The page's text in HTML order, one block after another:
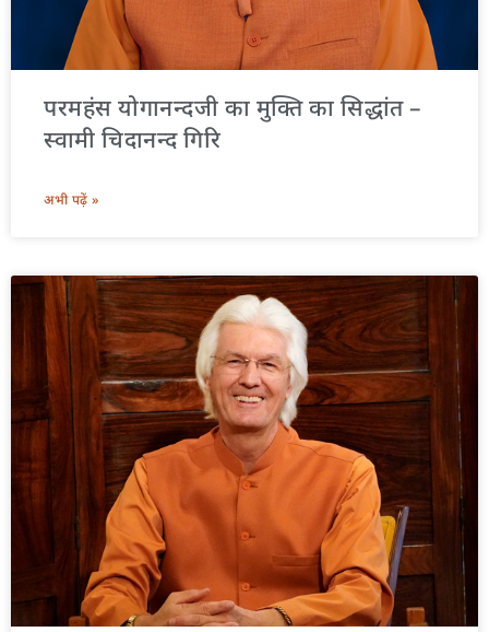
परमहंस योगानन्दजी का मुक्ति का सिद्धांत –
स्वामी चिदानन्द गिरि
अभी पढ़ें »